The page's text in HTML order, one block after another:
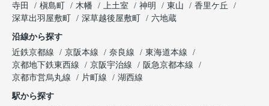
寺田
槇島町 木幡 上土室 神明 東山
香里ケ丘
深草出羽屋敷町
深草越後屋敷町 六地蔵
沿線から探す
近鉄京都線
京阪本線 奈良線
東海道本線
京都地下鉄東西線
京阪宇治線
阪急京都本線
京都市営烏丸線
片町線 湖西線
駅から探す